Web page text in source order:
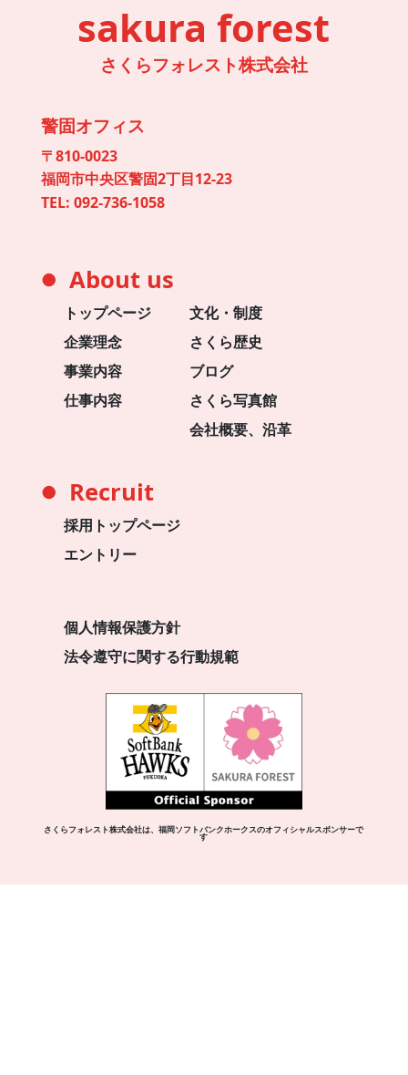
sakura forest
さくらフォレスト株式会社
警固オフィス
〒810-0023
福岡市中央区警固2丁目12-23
TEL: 092-736-1058
● About us
トップページ
企業理念
事業内容
仕事内容
文化・制度
さくら歴史
ブログ
さくら写真館
会社概要、沿革
● Recruit
採用トップページ
エントリー
個人情報保護方針
法令遵守に関する行動規範
さくらフォレスト株式会社は、福岡ソフトバンクホークスのオフィシャルスポンサーで
す